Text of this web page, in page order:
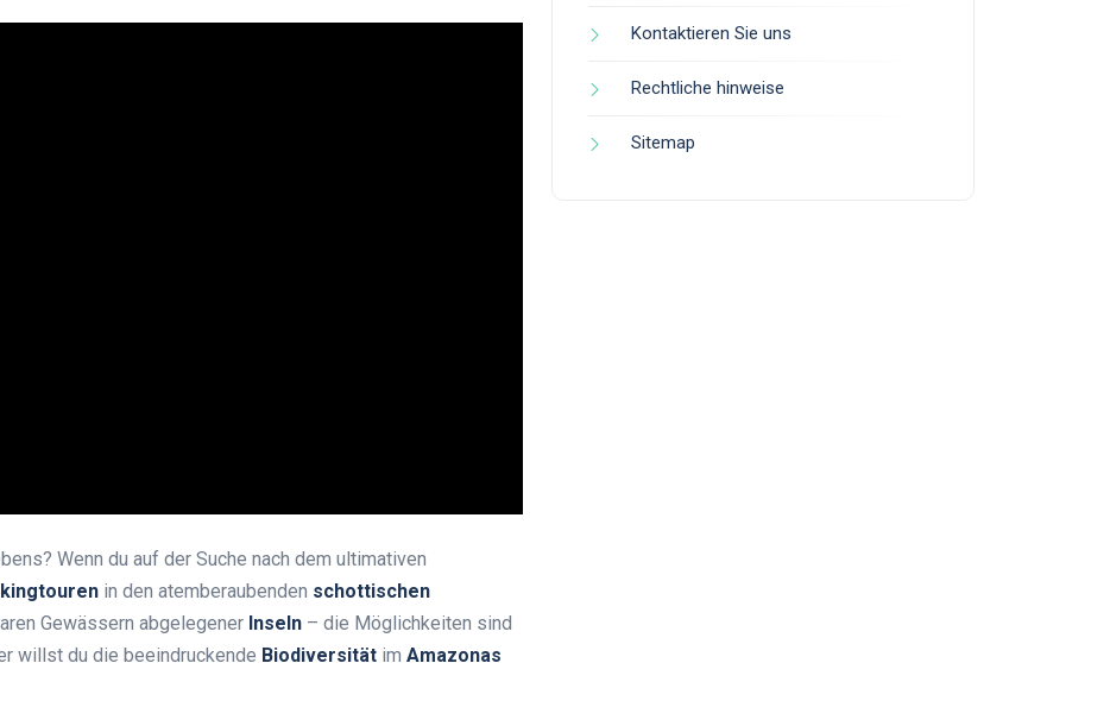
Wenn du auf der Suche nach dem ultimativen
in den atemberaubenden schottischen
Gewässern abgelegener Inseln – die Möglichkeiten sind
willst du die beeindruckende Biodiversität im Amazonas
Kontaktieren Sie uns
Rechtliche hinweise
Sitemap